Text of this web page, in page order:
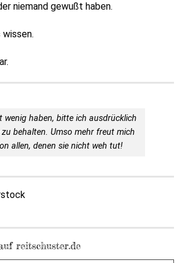
niemand gewußt haben.
wenig haben, bitte ich ausdrücklich
behalten. Umso mehr freut mich
allen, denen sie nicht weh tut!
reitschuster.de